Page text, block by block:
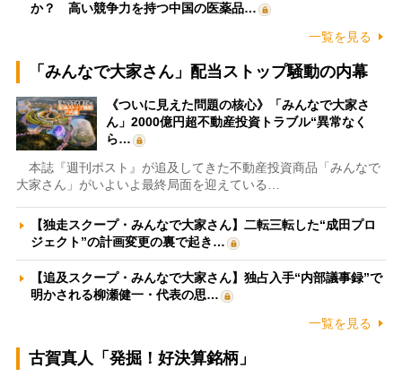
か？ 高い競争力を持つ中国の医薬品…
一覧を見る
「みんなで大家さん」配当ストップ騒動の内幕
《ついに見えた問題の核心》「みんなで大家さ
ん」2000億円超不動産投資トラブル“異常なく
ら…
本誌『週刊ポスト』が追及してきた不動産投資商品「みんなで
大家さん」がいよいよ最終局面を迎えている…
【独走スクープ・みんなで大家さん】二転三転した“成田プロ
ジェクト”の計画変更の裏で起き…
【追及スクープ・みんなで大家さん】独占入手“内部議事録”で
明かされる柳瀬健一・代表の思…
一覧を見る
古賀真人「発掘！好決算銘柄」